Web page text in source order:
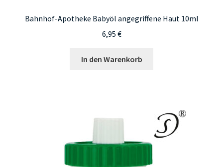
Bahnhof-Apotheke Babyöl angegriffene Haut 10ml
6,95 €
In den Warenkorb